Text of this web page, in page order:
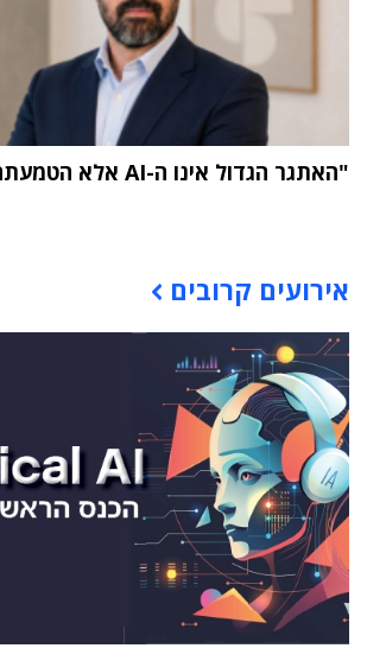
"האתגר הגדול אינו ה-AI אלא הטמעתה בארגון"
אירועים קרובים